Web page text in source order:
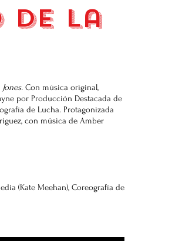
de la
Con música original,
por Producción Destacada de
de Lucha. Protagonizada
con música de Amber
(Kate Meehan), Coreografía de